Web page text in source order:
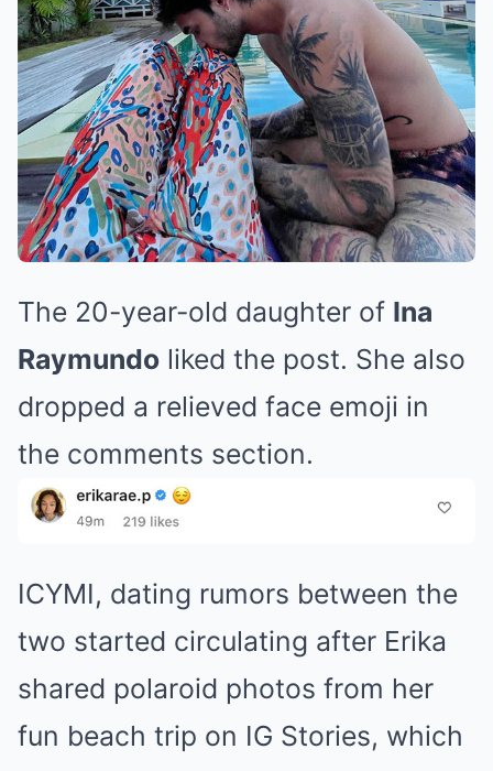
The 20-year-old daughter of Ina
Raymundo liked the post. She also
dropped a relieved face emoji in
the comments section.
ICYMI, dating rumors between the
two started circulating after Erika
shared polaroid photos from her
fun beach trip on IG Stories, which